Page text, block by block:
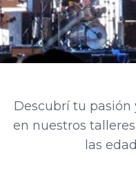
Descubrí tu pasión
en nuestros
las